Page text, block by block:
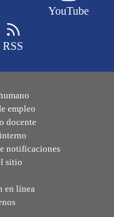
YouTube
RSS
empleo
docente
notificaciones
sitio
en línea